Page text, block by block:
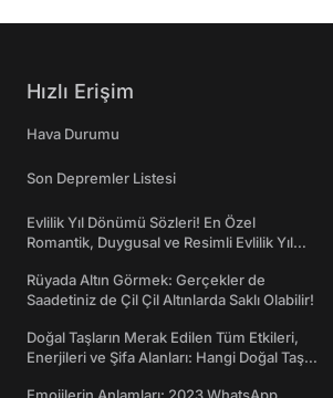
Hızlı Erişim
Hava Durumu
Son Depremler Listesi
Evlilik Yıl Dönümü Sözleri! En Özel
Romantik, Duygusal ve Resimli Evlilik Yıl
Rüyada Altın Görmek: Gerçekler de
Saadetiniz de Çil Çil Altınlarda Saklı Olabilir!
Doğal Taşların Merak Edilen Tüm Etkileri,
Enerjileri ve Şifa Alanları: Hangi Doğal Taş